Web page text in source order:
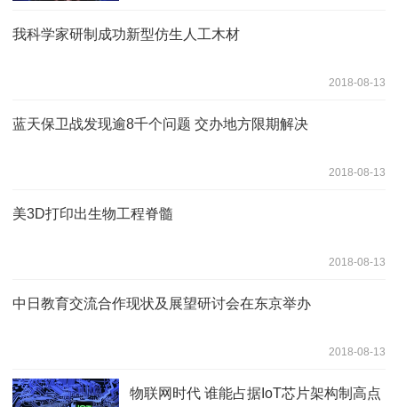
我科学家研制成功新型仿生人工木材
2018-08-13
蓝天保卫战发现逾8千个问题 交办地方限期解决
2018-08-13
美3D打印出生物工程脊髓
2018-08-13
中日教育交流合作现状及展望研讨会在东京举办
2018-08-13
物联网时代 谁能占据IoT芯片架构制高点